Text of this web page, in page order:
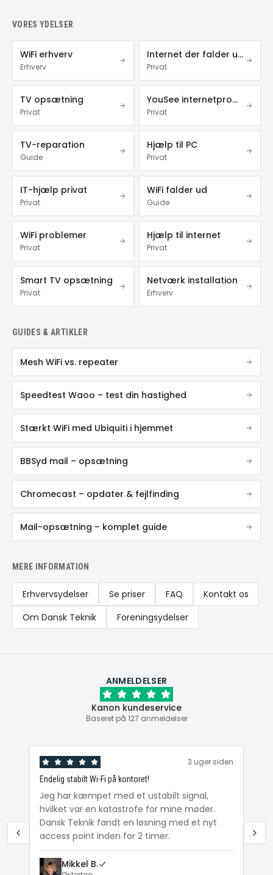
VORES YDELSER
WiFi erhverv
Erhverv
Internet der falder ud
Privat
TV opsætning
Privat
YouSee internetproblemer
Privat
TV-reparation
Guide
Hjælp til PC
Privat
IT-hjælp privat
Privat
WiFi falder ud
Guide
WiFi problemer
Privat
Hjælp til internet
Privat
Smart TV opsætning
Privat
Netværk installation
Erhverv
GUIDES & ARTIKLER
Mesh WiFi vs. repeater
Speedtest Waoo – test din hastighed
Stærkt WiFi med Ubiquiti i hjemmet
BBSyd mail – opsætning
Chromecast – opdater & fejlfinding
Mail-opsætning – komplet guide
MERE INFORMATION
Erhvervsydelser Se priser FAQ
Kontakt os
Om Dansk Teknik
Foreningsydelser
ANMELDELSER
Kanon kundeservice
Baseret på 127 anmeldelser
3 uger siden
Endelig stabilt Wi-Fi på kontoret!
Jeg har kæmpet med et ustabilt signal,
hvilket var en katastrofe for mine møder.
Dansk Teknik fandt en løsning med et nyt
access point inden for 2 timer.
Mikkel B.